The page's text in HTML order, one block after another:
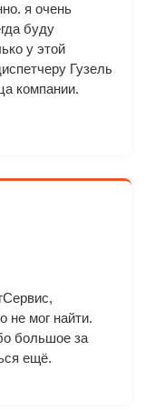
я очень
буду
у этой
Гузель
компании.
не мог найти.
большое за
ещё.